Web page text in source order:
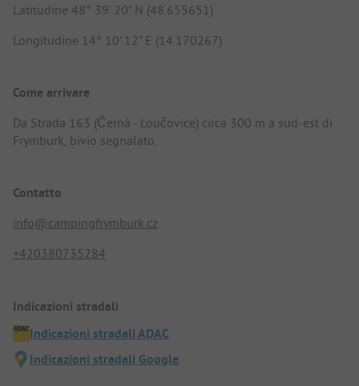
Latitudine 48° 39' 20" N (48.655651)
Longitudine 14° 10' 12" E (14.170267)
Come arrivare
Da Strada 163 (Černá - Loučovice) circa 300 m a sud-est di
Frymburk, bivio segnalato.
Contatto
info@campingfrymburk.cz
+420380735284
Indicazioni stradali
Indicazioni stradali ADAC
Indicazioni stradali Google